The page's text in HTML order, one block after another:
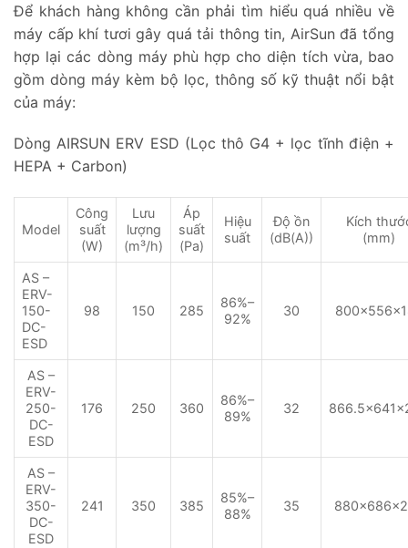
Để khách hàng không cần phải tìm hiểu quá nhiều về
máy cấp khí tươi gây quá tải thông tin, AirSun đã tổng
hợp lại các dòng máy phù hợp cho diện tích vừa, bao
gồm dòng máy kèm bộ lọc, thông số kỹ thuật nổi bật
của máy:
Dòng AIRSUN ERV ESD (Lọc thô G4 + lọc tĩnh điện +
HEPA + Carbon)
Model
Công
suất
(W)
Lưu
lượng
(m³/h)
Áp
suất
(Pa)
Hiệu
suất
Độ ồn
(dB(A))
Kích
(mm)
AS –
ERV-
150-
DC-
ESD
98 150 285
86%–
92%
30
AS –
ERV-
250-
DC-
ESD
176 250 360
86%–
89%
32
AS –
ERV-
350-
DC-
ESD
241 350 385
85%–
88%
35